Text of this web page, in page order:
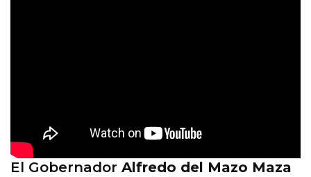
El Gobernador Alfredo del Mazo Maza